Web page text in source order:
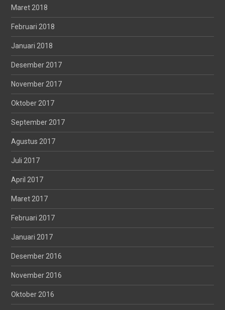
Maret 2018
Februari 2018
Januari 2018
Desember 2017
November 2017
Oktober 2017
September 2017
Agustus 2017
Juli 2017
April 2017
Maret 2017
Februari 2017
Januari 2017
Desember 2016
November 2016
Oktober 2016